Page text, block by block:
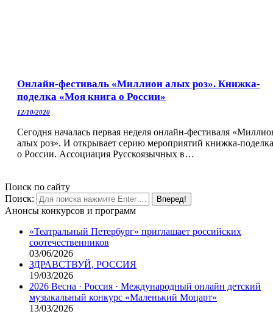
Онлайн-фестиваль «Миллион алых роз». Книжка-
поделка «Моя книга о России»
12/10/2020
Сегодня началась первая неделя онлайн-фестиваля
алых роз». И открывает серию мероприятий книжка-поделка
о России. Ассоциация Русскоязычных в…
Поиск по сайту
Поиск:
Анонсы конкурсов и программ
«Театральный Петербург» приглашает российских
соотечественников
03/06/2026
ЗДРАВСТВУЙ, РОССИЯ
19/03/2026
2026 Весна · Россия · Международный онлайн детский
музыкальный конкурс «Маленький Моцарт»
13/03/2026